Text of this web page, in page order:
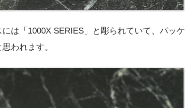
は「1000X SERIES」と彫られていて、パッケ
われます。